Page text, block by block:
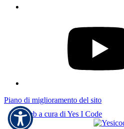
Piano di miglioramento del sito
Sito web a cura di Yes I Code